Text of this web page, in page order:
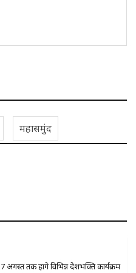
महासमुंद
तक होंगे विभिन्न देशभक्ति कार्यक्रम